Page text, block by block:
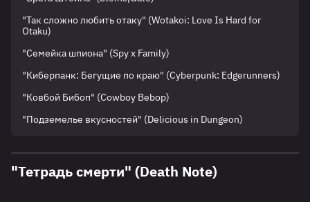
"Так сложно любить отаку" (Wotakoi: Love Is Hard for
Otaku)
"Семейка шпиона" (Spy x Family)
"Киберпанк: Бегущие по краю" (Cyberpunk: Edgerunners)
"Ковбой Бибоп" (Cowboy Bebop)
"Подземелье вкусностей" (Delicious in Dungeon)
"Тетрадь смерти" (Death Note)